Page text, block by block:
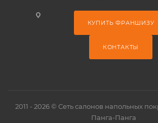
КУПИТЬ ФРАНШИЗУ
КОНТАКТЫ
2011 - 2026 © Сеть салонов напольных
Панга-Панга